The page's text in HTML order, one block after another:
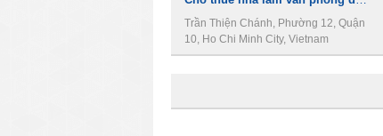
Trần Thiện Chánh, Phường 12, Quận
10, Ho Chi Minh City, Vietnam